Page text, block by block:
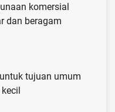
komersial
dan beragam
tujuan umum